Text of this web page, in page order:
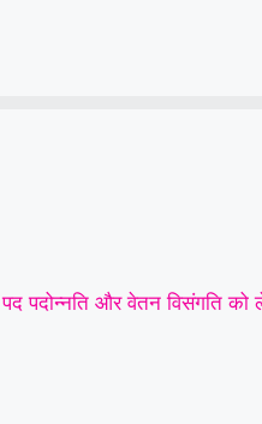
पदोन्नति और वेतन विसंगति को
सैनिकों को टोल टैक्स में पूर्ण छूट